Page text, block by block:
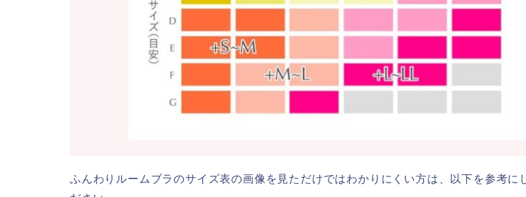
ふんわりルームブラのサイズ表の画像を見ただけではわかりにくい方は、以下を参考に